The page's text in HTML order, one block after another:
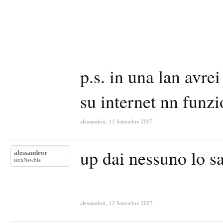
p.s. in una lan
su internet nn
alessandror 11 Settembre 2007
alessandror
techNewbie up dai nessuno lo
alessandror 12 Settembre 2007